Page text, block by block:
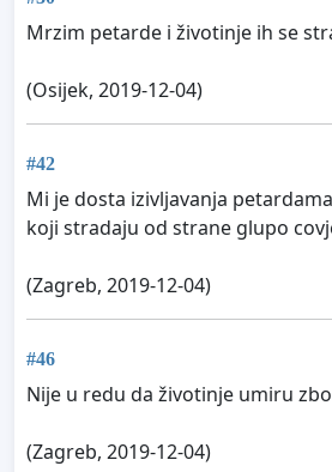
Mrzim petarde i životinje ih se
(Osijek, 2019-12-04)
#42
Mi je dosta izivljavanja
koji stradaju od strane glupo
(Zagreb, 2019-12-04)
#46
Nije u redu da životinje umiru
(Zagreb, 2019-12-04)